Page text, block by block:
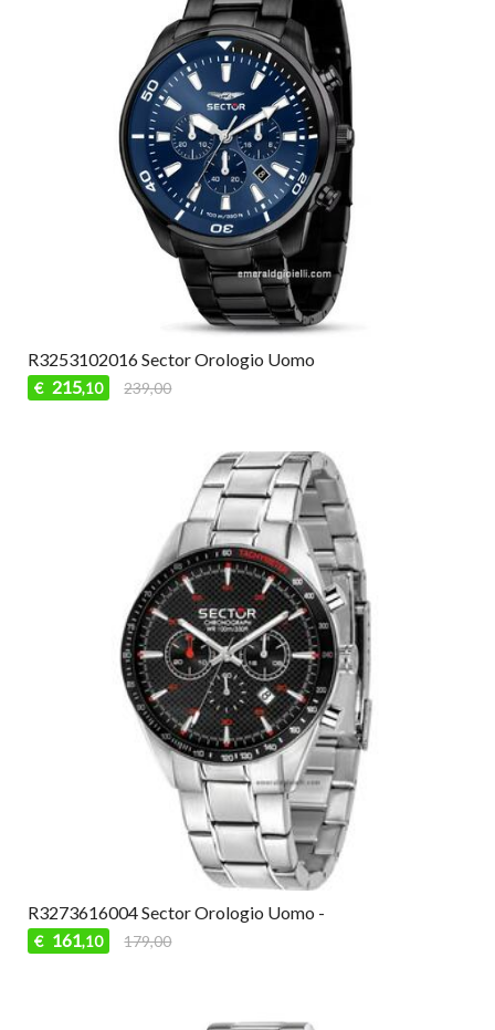
R3253102016 Sector Orologio Uomo
€ 215,10 239,00
R3273616004 Sector Orologio Uomo -
€ 161,10 179,00